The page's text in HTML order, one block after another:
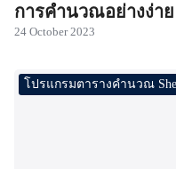
การคำนวณอย่างง่าย
24 October 2023
โปรแกรมตารางคำนวณ